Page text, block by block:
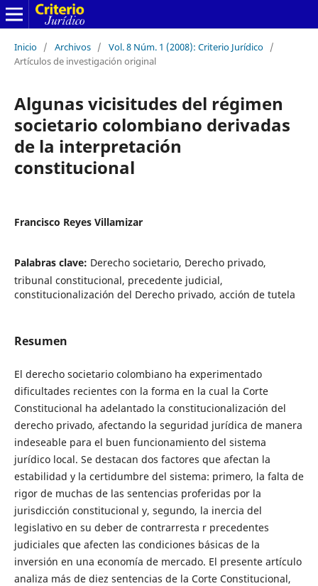
Inicio / Archivos / Vol. 8 Núm. 1 (2008): Criterio Jurídico /
Artículos de investigación original
Algunas vicisitudes del régimen
societario colombiano derivadas
de la interpretación
constitucional
Francisco Reyes Villamizar
Palabras clave: Derecho societario, Derecho privado,
tribunal constitucional, precedente judicial,
constitucionalización del Derecho privado, acción de tutela
Resumen
El derecho societario colombiano ha experimentado
dificultades recientes con la forma en la cual la Corte
Constitucional ha adelantado la constitucionalización del
derecho privado, afectando la seguridad jurídica de manera
indeseable para el buen funcionamiento del sistema
jurídico local. Se destacan dos factores que afectan la
estabilidad y la certidumbre del sistema: primero, la falta de
rigor de muchas de las sentencias proferidas por la
jurisdicción constitucional y, segundo, la inercia del
legislativo en su deber de contrarresta r precedentes
judiciales que afecten las condiciones básicas de la
inversión en una economía de mercado. El presente artículo
analiza más de diez sentencias de la Corte Constitucional,